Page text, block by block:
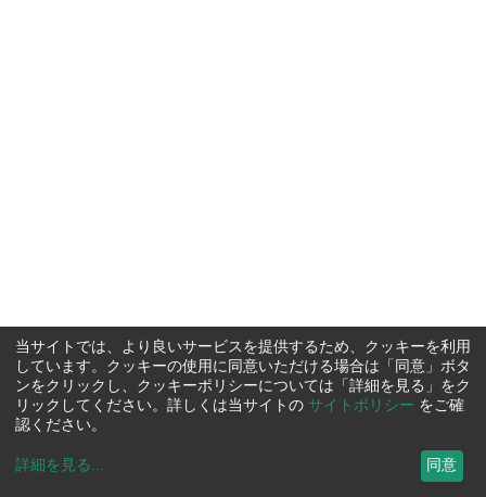
当サイトでは、より良いサービスを提供するため、クッキーを利用
しています。クッキーの使用に同意いただける場合は「同意」ボタ
ンをクリックし、クッキーポリシーについては「詳細を見る」をク
リックしてください。詳しくは当サイトの サイトポリシー をご確
認ください。
詳細を見る ... 同意